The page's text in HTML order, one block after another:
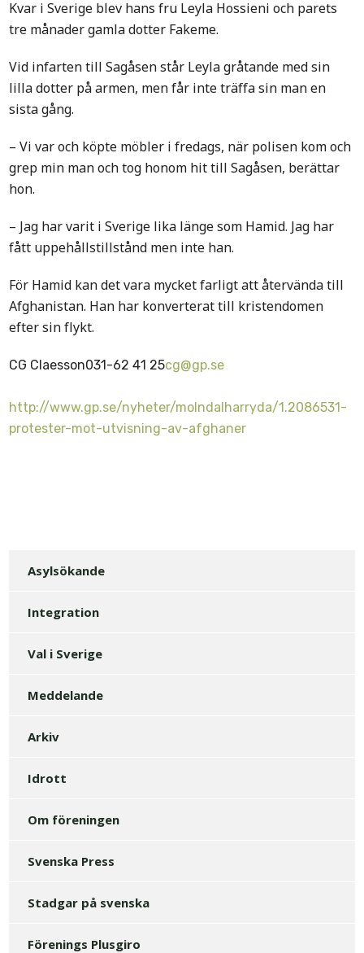
Kvar i Sverige blev hans fru Leyla Hossieni och parets
tre månader gamla dotter Fakeme.
Vid infarten till Sagåsen står Leyla gråtande med sin
lilla dotter på armen, men får inte träffa sin man en
sista gång.
– Vi var och köpte möbler i fredags, när polisen kom och
grep min man och tog honom hit till Sagåsen, berättar
hon.
– Jag har varit i Sverige lika länge som Hamid. Jag har
fått uppehållstillstånd men inte han.
För Hamid kan det vara mycket farligt att återvända till
Afghanistan. Han har konverterat till kristendomen
efter sin flykt.
CG Claesson031-62 41 25cg@gp.se
http://www.gp.se/nyheter/molndalharryda/1.2086531-
protester-mot-utvisning-av-afghaner
Asylsökande
Integration
Val i Sverige
Meddelande
Arkiv
Idrott
Om föreningen
Svenska Press
Stadgar på svenska
Förenings Plusgiro